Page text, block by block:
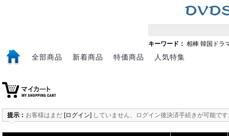
キーワード： 相棒 韓国ドラ
全部商品 新着商品 特価商品 人気特集
提示： お客様はまだ [ログイン] していません、ログイン後決済手続きが可能で